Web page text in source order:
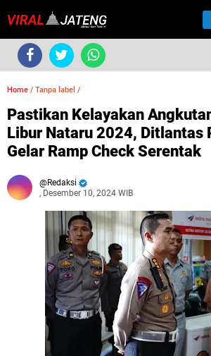
Home / Tanpa label /
Pastikan Kelayakan
Libur Nataru 2024, Ditlantas
Gelar Ramp Check Serentak
Redaksi
, Desember 10, 2024 WIB